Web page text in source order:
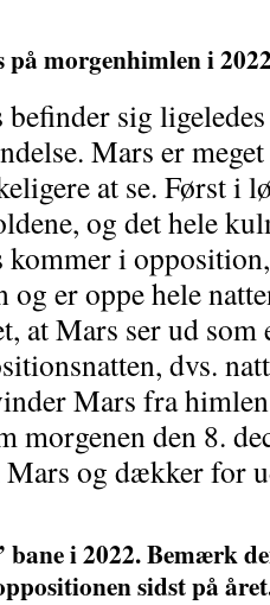
på morgenhimlen i
sig
Mars er
at se. Først i
og det hele
kommer i
og er oppe hele
at Mars ser ud som
dvs.
Mars fra
morgenen den 8.
og dækker for
bane i 2022. Bemærk
sidst på